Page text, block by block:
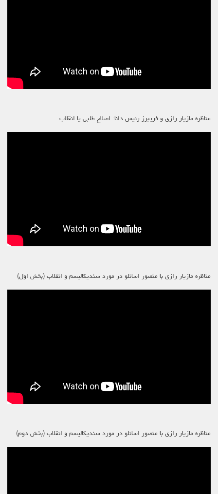
مناظره مازیار رازی و فریبرز رئیس دانا: اصلاح طلبی یا انقلاب
مناظره مازیار رازی با منصور اسانلو در مورد سندیکالیسم و انقلاب (بخش اول)
مناظره مازیار رازی با منصور اسانلو در مورد سندیکالیسم و انقلاب (بخش دوم)